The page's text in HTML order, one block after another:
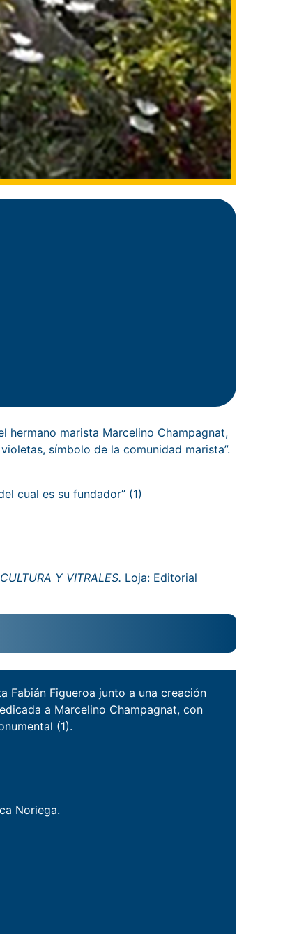
marista Marcelino Champagnat,
símbolo de la comunidad marista”.
cual es su fundador” (1)
Y VITRALES. Loja: Editorial
Fabián Figueroa junto a una creación
a Marcelino Champagnat, con
(1).
Noriega.